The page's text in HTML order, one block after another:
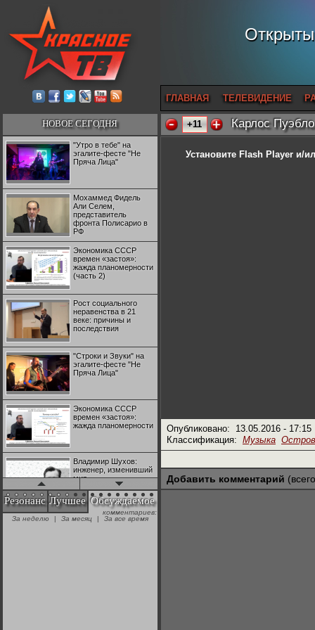
ГЛАВНАЯ ТЕЛЕВИДЕНИЕ
НОВОЕ СЕГОДНЯ
"Утро в тебе" на
эгалите-фесте "Не
Пряча Лица"
Мохаммед Фидель
Али Селем,
представитель
фронта Полисарио в
РФ
Экономика СССР
времен «застоя»:
жажда планомерности
(часть 2)
Рост социального
неравенства в 21
веке: причины и
последствия
"Строки и Звуки" на
эгалите-фесте "Не
Пряча Лица"
Экономика СССР
времен «застоя»:
жажда планомерности
Владимир Шухов:
инженер, изменивший
мир
"Аркадий Коц" на
эгалите-фесте "Не
Резонанс Лучшее Обсуждаемое
комментариев:
За неделю
| За месяц | За все время
+11 Карлос
Установите Flash Player и/
Опубликовано: 13.05.2016 - 17:15
Классификация: Музыка
Добавить комментарий